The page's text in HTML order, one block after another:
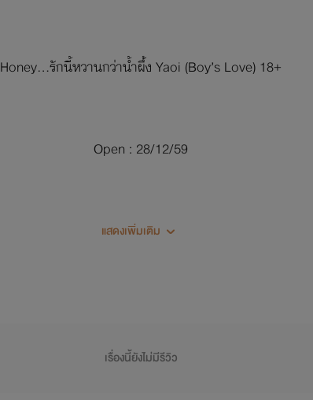
Honey…รักนี้หวานกว่าน้ำผึ้ง Yaoi (Boy’s Love) 18+
Open : 28/12/59
Close : 25/02/60
แสดงเพิ่มเติม
เรื่องนี้ยังไม่มีรีวิว